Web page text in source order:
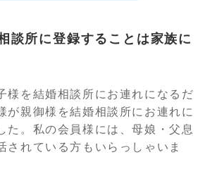
談所に登録することは家族に
様を結婚相談所にお連れになるだ
が親御様を結婚相談所にお連れに
た。私の会員様には、母娘・父息
されている方もいらっしゃいま